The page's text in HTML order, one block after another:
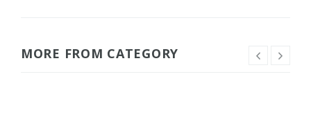
MORE FROM CATEGORY